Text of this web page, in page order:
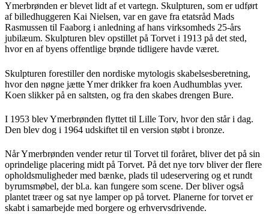
Ymerbrønden er blevet lidt af et vartegn. Skulpturen, som er udført
af billedhuggeren Kai Nielsen, var en gave fra etatsråd Mads
Rasmussen til Faaborg i anledning af hans virksomheds 25-års
jubilæum. Skulpturen blev opstillet på Torvet i 1913 på det sted,
hvor en af byens offentlige brønde tidligere havde været.
Skulpturen forestiller den nordiske mytologis skabelsesberetning,
hvor den nøgne jætte Ymer drikker fra koen Audhumblas yver.
Koen slikker på en saltsten, og fra den skabes drengen Bure.
I 1953 blev Ymerbrønden flyttet til Lille Torv, hvor den står i dag.
Den blev dog i 1964 udskiftet til en version støbt i bronze.
Når Ymerbrønden vender retur til Torvet til foråret, bliver det på sin
oprindelige placering midt på Torvet. På det nye torv bliver der flere
opholdsmuligheder med bænke, plads til udeservering og et rundt
byrumsmøbel, der bl.a. kan fungere som scene. Der bliver også
plantet træer og sat nye lamper op på torvet. Planerne for torvet er
skabt i samarbejde med borgere og erhvervsdrivende.